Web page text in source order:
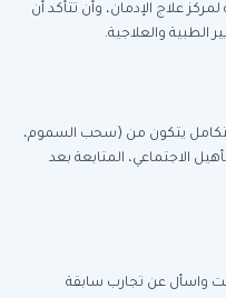
علاج الإدمان، وأن تتأكد أن
الطبية والعلاجية.
متكامل يتكون من (سحب السموم،
الاجتماعي، المتابعة بعد
واسأل عن تجارب سابقة